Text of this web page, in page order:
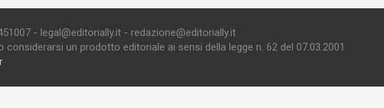
- legal@editorially.it - redazione@editorially.it
un prodotto editoriale ai sensi della legge n. 62 del 07.03.2001